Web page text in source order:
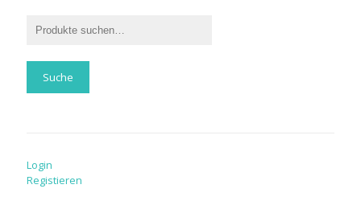
Suche
Login
Registieren